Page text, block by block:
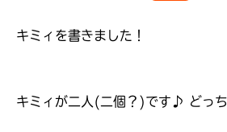
キミィを書きました！
キミィが二人(二個？)です♪ どっ